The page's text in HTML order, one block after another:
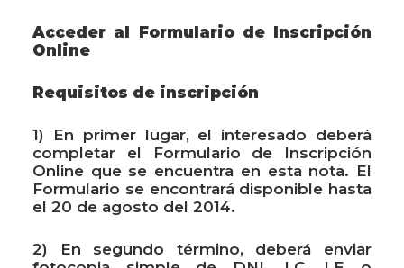
Acceder al Formulario de Inscripción
Online
Requisitos de inscripción
1) En primer lugar, el interesado deberá
completar el Formulario de Inscripción
Online que se encuentra en esta nota. El
Formulario se encontrará disponible hasta
el 20 de agosto del 2014.
2) En segundo término, deberá enviar